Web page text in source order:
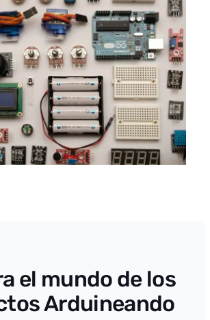
el mundo de los
Arduineando